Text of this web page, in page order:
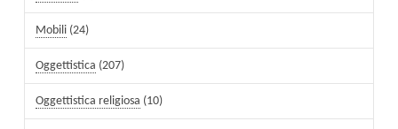
Mobili (24)
Oggettistica (207)
Oggettistica religiosa (10)